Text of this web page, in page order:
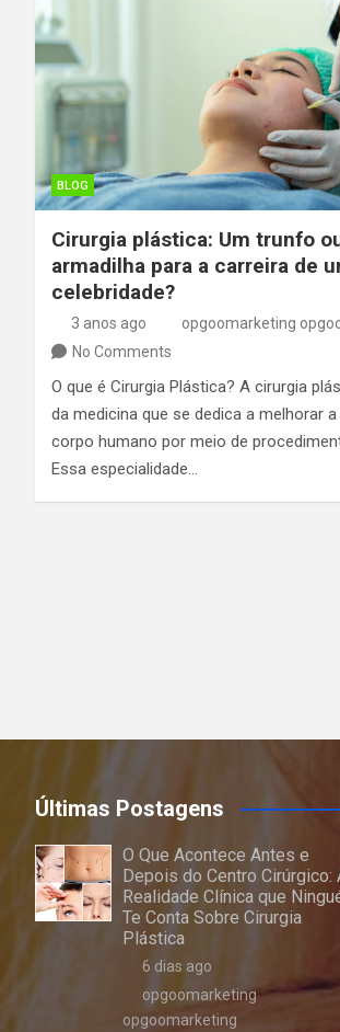
BLOG
Cirurgia plástica: Um trunfo
armadilha para a carreira de
celebridade?
3 anos ago
opgoomarketing
No Comments
O que é Cirurgia Plástica? A cirurgia
da medicina que se dedica a melhorar
corpo humano por meio de
Essa especialidade…
Últimas Postagens
O Que Acontece Antes e
Depois do Centro Cirúrgico:
Realidade Clínica que
Te Conta Sobre Cirurgia
Plástica
6 dias ago
opgoomarketing
opgoomarketing